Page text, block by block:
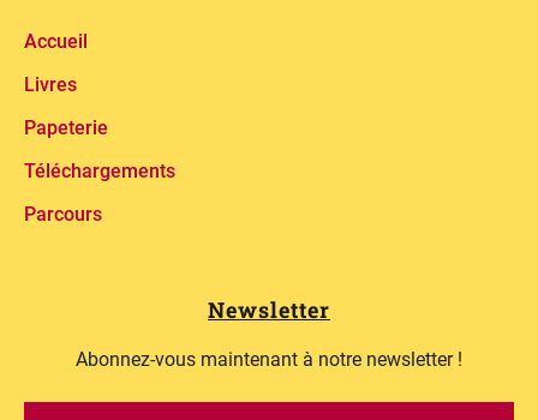
Accueil
Livres
Papeterie
Téléchargements
Parcours
Newsletter
Abonnez-vous maintenant à notre newsletter !